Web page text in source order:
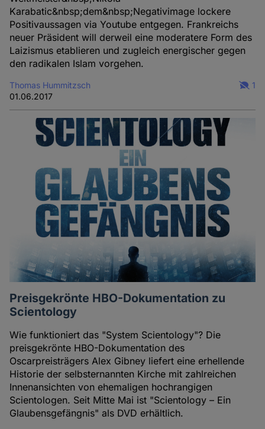
Karabatic&nbsp;dem&nbsp;Negativimage lockere
Positivaussagen via Youtube entgegen. Frankreichs
neuer Präsident will derweil eine moderatere Form des
Laizismus etablieren und zugleich energischer gegen
den radikalen Islam vorgehen.
Thomas Hummitzsch
01.06.2017
1
Preisgekrönte HBO-Dokumentation zu
Scientology
Wie funktioniert das "System Scientology"? Die
preisgekrönte HBO-Dokumentation des
Oscarpreisträgers Alex Gibney liefert eine erhellende
Historie der selbsternannten Kirche mit zahlreichen
Innenansichten von ehemaligen hochrangigen
Scientologen. Seit Mitte Mai ist "Scientology – Ein
Glaubensgefängnis" als DVD erhältlich.